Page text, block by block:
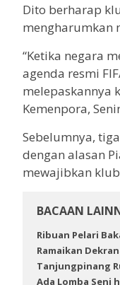
Dito berharap
mengharumkan
“Ketika negara
agenda resmi
melepaskannya
Kemenpora,
Sebelumnya,
dengan alasan
mewajibkan
BACAAN
Ribuan Pelari
Ramaikan
Tanjungpinang
Ada Lomba Seni